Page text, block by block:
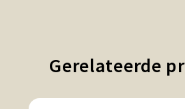
Gerelateerde